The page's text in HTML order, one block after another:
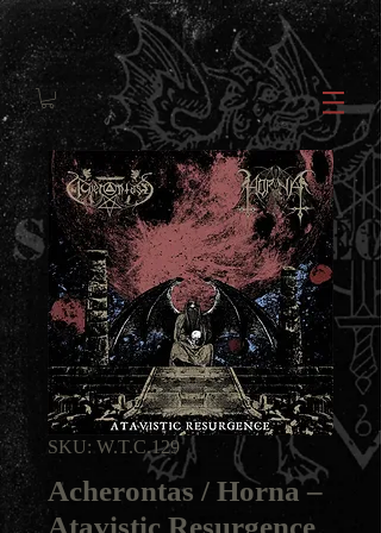
SKU: W.T.C.129
Acherontas / Horna ‎–
Atavistic Resurgence